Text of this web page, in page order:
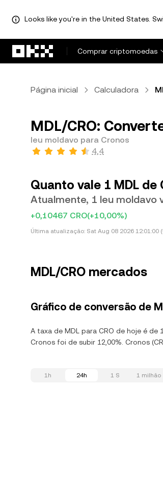
Looks like you're in the United States.
Comprar criptomoedas
Página inicial Calculadora
MDL/CRO:
leu moldavo para Cronos
4,4
Quanto vale 1 MDL de
Atualmente, 1 leu moldavo
+0,10467 CRO(+10,00%)
Última atualização: Sat Aug 08 2026 12:01:00
MDL/CRO mercados
Gráfico de conversão de
A taxa de MDL para CRO de hoje é de
Cronos foi de subir 12,00%. Cronos
1h 24h 1 S 1 milhão